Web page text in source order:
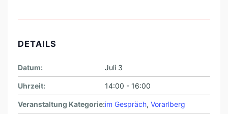
DETAILS
Datum: Juli 3
Uhrzeit: 14:00 - 16:00
Veranstaltung Kategorie:im Gespräch, Vorarlberg